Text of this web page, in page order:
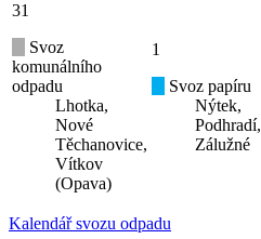
31
Svoz
komunálního
odpadu
Lhotka,
Nové
Těchanovice,
Vítkov
(Opava)
1
Svoz papíru
Nýtek,
Podhradí,
Zálužné
Kalendář svozu odpadu